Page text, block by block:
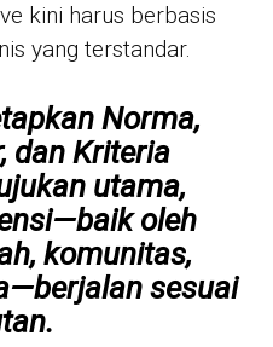
kini harus berbasis
yang terstandar.
Norma,
dan Kriteria
utama,
oleh
komunitas,
sesuai